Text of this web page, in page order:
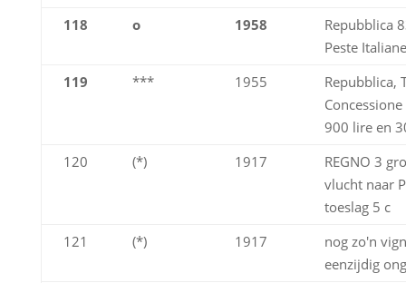
118
o 1958
Repubblica
Peste
119
*** 1955
Repubblica,
900 lire en
120
(*) 1917
REGNO 3
vlucht naar
toeslag 5 c
121
(*) 1917
nog zo'n
eenzijdig